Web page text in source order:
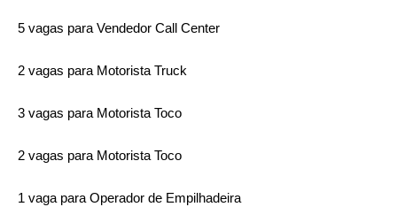
5 vagas para Vendedor Call Center
2 vagas para Motorista Truck
3 vagas para Motorista Toco
2 vagas para Motorista Toco
1 vaga para Operador de Empilhadeira